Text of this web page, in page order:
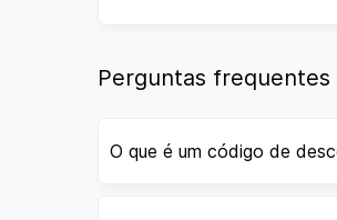
Perguntas frequentes
O que é um código de